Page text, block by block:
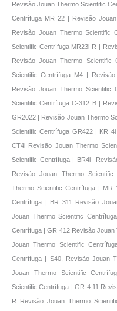
Revisão Jouan Thermo Scientific
Centrífuga MR 22 | Revisão
Revisão Jouan Thermo Scientific
Scientific Centrífuga MR23i R |
Revisão Jouan Thermo
Scientific Centrífuga M4 |
Revisão Jouan Thermo
Scientific Centrífuga C-312 B |
GR2022 | Revisão Jouan Thermo
Scientific Centrífuga GR422 | KR
CT4i Revisão Jouan Thermo
Scientific Centrífuga | BR4i
Revisão Jouan Thermo
Thermo Scientific Centrífuga | MR
Centrífuga | BR 311 Revisão
Jouan Thermo Scientific
Centrífuga | GR 412 Revisão
Jouan Thermo Scientific
Centrífuga | S40, Revisão Jouan
Jouan Thermo Scientific
Scientific Centrífuga | GR 4.11
R Revisão Jouan Thermo